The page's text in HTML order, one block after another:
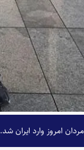
امروز وارد ایران شد.